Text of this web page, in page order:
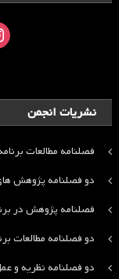
نشریات انجمن
فصلنامه مطالعات
دو فصلنامه پژوهش
فصلنامه پژوهش در
دو فصلنامه مطالعات
دو فصلنامه نظریه و